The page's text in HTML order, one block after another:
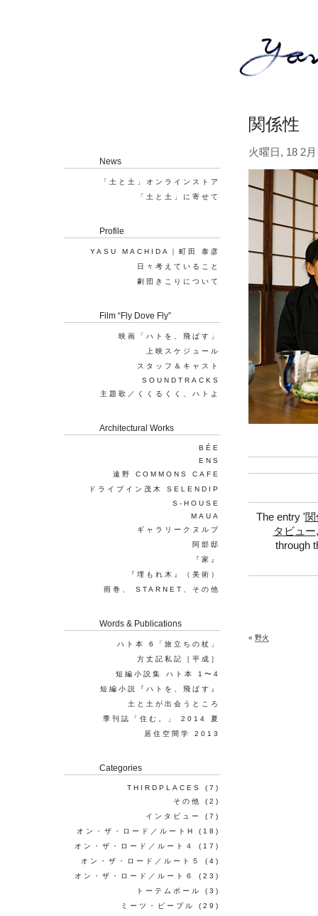
関係性
火曜日, 18 2
The entry '
タビュー
through
« 野火
News
「土と土」オンラインストア
「土と土」に寄せて
Profile
YASU MACHIDA｜町田 泰彦
日々考えていること
劇団きこりについて
Film “Fly Dove Fly”
映画「ハトを、飛ばす」
上映スケジュール
スタッフ＆キャスト
SOUNDTRACKS
主題歌／くくるくく、ハトよ
Architectural Works
BÉE
ENS
遠野 COMMONS CAFE
ドライブイン茂木 SELENDIP
S-HOUSE
MAUA
ギャラリークヌルプ
阿部邸
『家』
『埋もれ木』（美術）
雨巻、 STARNET、その他
Words & Publications
ハト本 6「旅立ちの杖」
方丈記私記［平成］
短編小説集 ハト本 1〜4
短編小説『ハトを、飛ばす』
土と土が出会うところ
季刊誌「住む。」 2014 夏
居住空間学 2013
Categories
THIRDPLACES
(7)
その他
(2)
インタビュー
(7)
オン・ザ・ロード／ルートH
(18)
オン・ザ・ロード／ルート４
(17)
オン・ザ・ロード／ルート５
(4)
オン・ザ・ロード／ルート６
(23)
トーテムポール
(3)
ミーツ・ピープル
(29)